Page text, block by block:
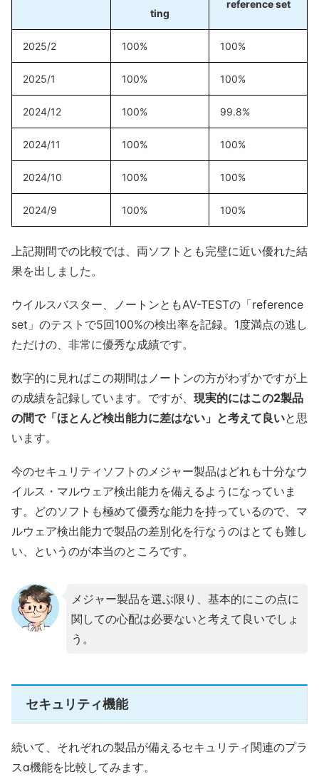
ting
reference set
2025/2 100% 100%
2025/1 100% 100%
2024/12 100% 99.8%
2024/11 100% 100%
2024/10 100% 100%
2024/9 100% 100%
上記期間での比較では、両ソフトとも完璧に近い優れた結
果を出しました。
ウイルスバスター、ノートンともAV-TESTの「reference
set」のテストで5回100%の検出率を記録。1度満点の逃し
ただけの、非常に優秀な成績です。
数字的に見ればこの期間はノートンの方がわずかですが上
の成績を記録しています。ですが、 現実的にはこの2製品
の間で「ほとんど検出能力に差はない」と考えて良いと思
います。
今のセキュリティソフトのメジャー製品はどれも十分なウ
イルス・マルウェア検出能力を備えるようになっていま
す。どのソフトも極めて優秀な能力を持っているので、マ
ルウェア検出能力で製品の差別化を行なうのはとても難し
い、というのが本当のところです。
メジャー製品を選ぶ限り、基本的にこの点に
関しての心配は必要ないと考えて良いでしょ
う。
セキュリティ機能
続いて、それぞれの製品が備えるセキュリティ関連のプラ
スα機能を比較してみます。